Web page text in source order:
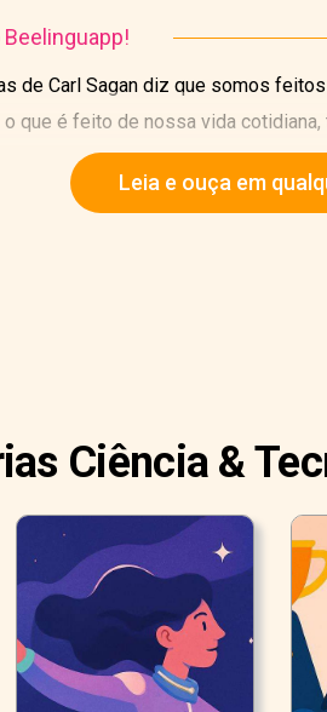
de Carl Sagan diz que somos
que é feito de nossa vida
Leia e ouça em
Ciência &